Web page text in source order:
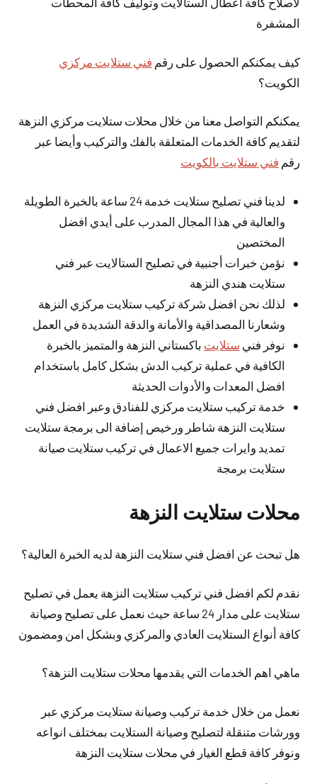
المشفرة
كيف يمكنكم الحصول على رقم فني ستلايت مركزي
الكويت؟
يمكنكم التواصل معنا من خلال محلات ستلايت مركزي النزهة
لتقديم كافة الخدمات المتعلقة بالفك والتركيب وأيضا عبر
رقم فني ستلايت بالكويت
لدينا فني تصليح ستلايت خدمة 24 ساعة بالخبرة الطويلة
والعالية في هذا المجال المدرب على أيدي افضل
المختصين
نؤمن خبرات أجنبية في تصليح الستالايت عبر فني
ستلايت هندي النزهة
لذلك نحن افضل شركة تركيب ستلايت مركزي النزهة
وشعارنا المصداقية والأمانة والدقة الشديدة في العمل
نوفر فني ستلايت باكستاني النزهة والمتميز بالخبرة
الكافية في عملية تركيب الدش بشكل كامل باستخدام
افضل المعدات والأدوات الحديثة
خدمة تركيب ستلايت مركزي للفنادق وعبر افضل فني
ستلايت النزهة شاطر ورخيص إضافة الى برمجة ستلايت
تمديد وايرات جميع الاعمال في تركيب ستلايت صيانة
ستلايت برمجة
محلات ستلايت النزهة
هل تبحث عن افضل فني ستلايت النزهة لديه الخبرة العالية؟
نقدم لكم افضل فني تركيب ستلايت النزهة يعمل في تصليح
ستلايت على مدار 24 ساعة حيث نعمل على تصليح وصيانة
كافة أنواع الستلايت العادي والمركزي وبشكل امن ومضمون
ماهي اهم الخدمات التي يقدمها محلات ستلايت النزهة؟
نعمل من خلال خدمة تركيب وصيانة ستلايت مركزي عبر
وورشات متنقلة لتصليح وصيانة الستلايت بمختلف انواعه
ونوفر كافة قطع الغيار في محلات ستلايت النزهة